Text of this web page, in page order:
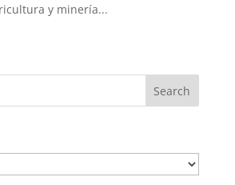
y minería...